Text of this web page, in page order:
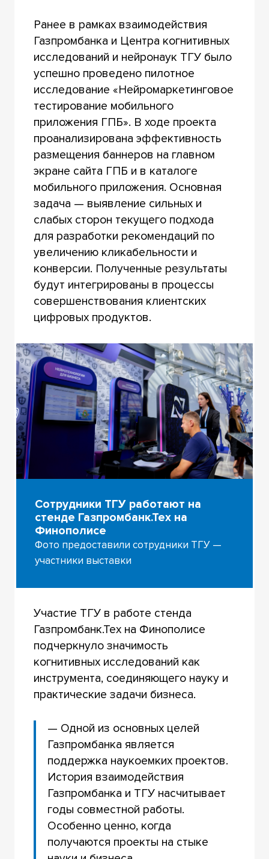
Ранее в рамках взаимодействия
Газпромбанка и Центра когнитивных
исследований и нейронаук ТГУ было
успешно проведено пилотное
исследование «Нейромаркетинговое
тестирование мобильного
приложения ГПБ». В ходе проекта
проанализирована эффективность
размещения баннеров на главном
экране сайта ГПБ и в каталоге
мобильного приложения. Основная
задача — выявление сильных и
слабых сторон текущего подхода
для разработки рекомендаций по
увеличению кликабельности и
конверсии. Полученные результаты
будут интегрированы в процессы
совершенствования клиентских
цифровых продуктов.
Сотрудники ТГУ работают на
стенде Газпромбанк.Тех на
Финополисе
Фото предоставили сотрудники ТГУ —
участники выставки
Участие ТГУ в работе стенда
Газпромбанк.Тех на Финополисе
подчеркнуло значимость
когнитивных исследований как
инструмента, соединяющего науку и
практические задачи бизнеса.
— Одной из основных целей
Газпромбанка является
поддержка наукоемких проектов.
История взаимодействия
Газпромбанка и ТГУ насчитывает
годы совместной работы.
Особенно ценно, когда
получаются проекты на стыке